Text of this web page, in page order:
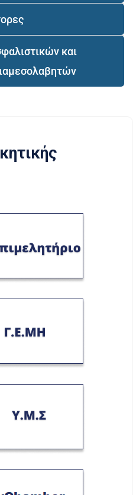
και